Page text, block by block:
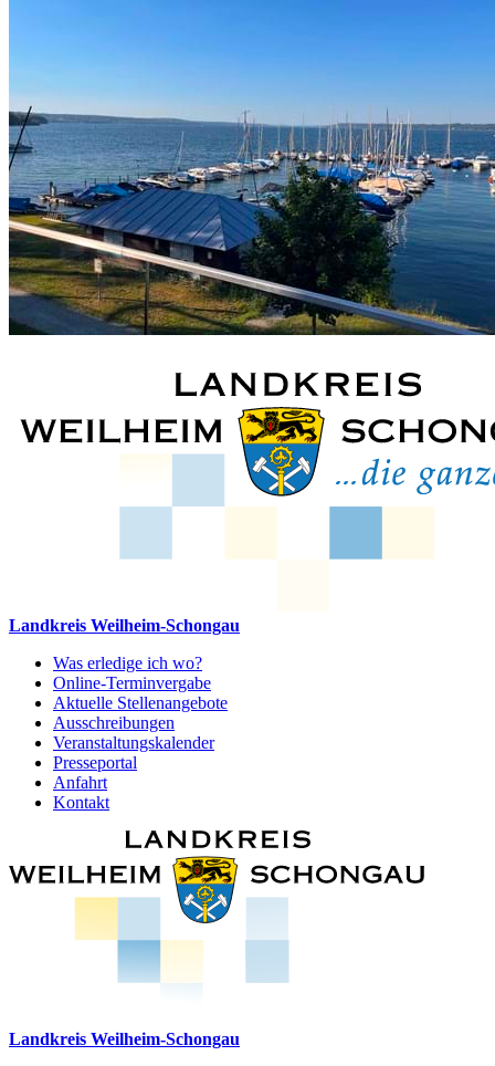
Landkreis Weilheim-Schongau
Was erledige ich wo?
Online-Terminvergabe
Aktuelle Stellenangebote
Ausschreibungen
Veranstaltungskalender
Presseportal
Anfahrt
Kontakt
Landkreis Weilheim-Schongau